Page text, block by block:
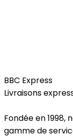
BBC Express
Livraisons
Fondée en 1998,
gamme de